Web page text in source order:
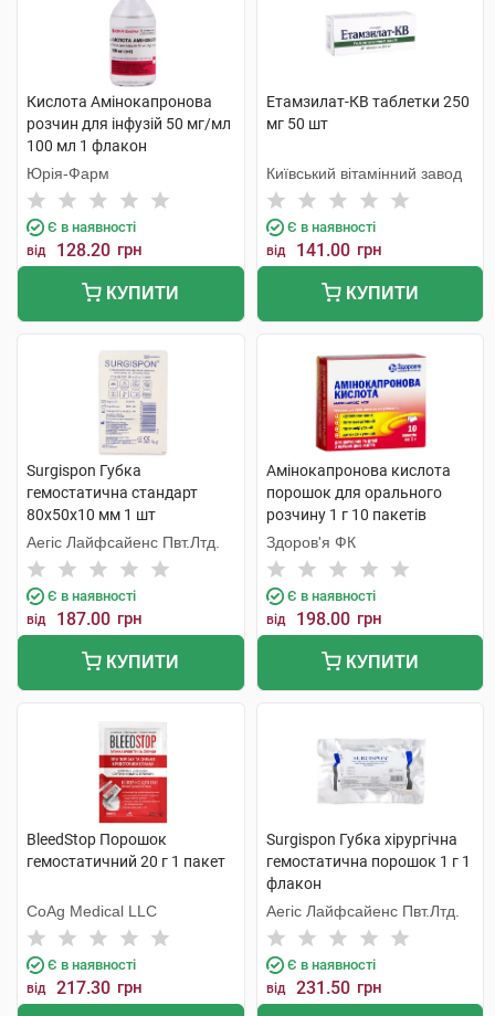
Кислота Амінокапронова
розчин для інфузій 50 мг/мл
100 мл 1 флакон
Юрія-Фарм
Є в наявності
від 128.20 грн
КУПИТИ
Етамзилат-КВ таблетки 250
мг 50 шт
Київський вітамінний завод
Є в наявності
від 141.00 грн
КУПИТИ
Surgispon Губка
гемостатична стандарт
80х50х10 мм 1 шт
Аегіс Лайфсайенс Пвт.Лтд.
Є в наявності
від 187.00 грн
КУПИТИ
Амінокапронова кислота
порошок для орального
розчину 1 г 10 пакетів
Здоров'я ФК
Є в наявності
від 198.00 грн
КУПИТИ
BleedStop Порошок
гемостатичний 20 г 1 пакет
CoAg Medical LLC
Є в наявності
від 217.30 грн
Surgispon Губка хірургічна
гемостатична порошок 1 г 1
флакон
Аегіс Лайфсайенс Пвт.Лтд.
Є в наявності
від 231.50 грн